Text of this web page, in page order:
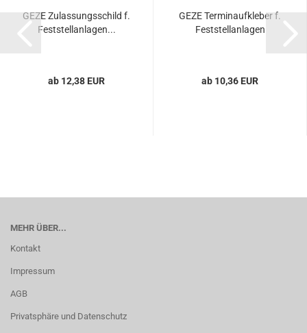
GEZE Zu­las­sungs­schild f.
Fest­stell­an­la­gen...
ab 12,38 EUR
GEZE Ter­min­auf­kle­ber f.
Fest­stell­an­la­gen
ab 10,36 EUR
MEHR ÜBER...
Kontakt
Impressum
AGB
Privatsphäre und Datenschutz